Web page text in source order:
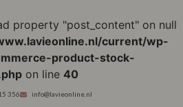
property "post_content" on null
current/wp-
product-stock-
on line 40
356 info@lavieonline.nl